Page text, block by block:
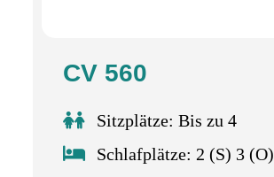
CV 560
Sitzplätze: Bis zu 4
Schlafplätze: 2 (S) 3 (O)